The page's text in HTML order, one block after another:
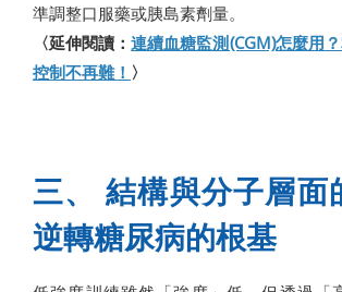
準調整口服藥或胰島素劑量。
〈延伸閱讀：連續血糖監測(CGM)怎麼用
控制不再難！ 〉
三、 結構與分子層面
逆轉糖尿病的根基